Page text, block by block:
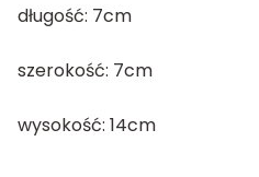
długość: 7cm
szerokość: 7cm
wysokość: 14cm